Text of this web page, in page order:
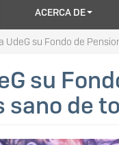
ACERCA DE
UdeG su Fondo de
su
sano de